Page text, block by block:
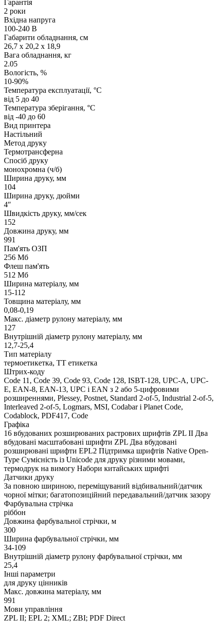
Гарантія
2 роки
Вхідна напруга
100-240 В
Габарити обладнання, см
26,7 x 20,2 x 18,9
Вага обладнання, кг
2.05
Вологість, %
10-90%
Температура експлуатації, °C
від 5 до 40
Температура зберігання, °C
від -40 до 60
Вид принтера
Настільний
Метод друку
Термотрансферна
Спосіб друку
монохромна (ч/б)
Ширина друку, мм
104
Ширина друку, дюйми
4″
Швидкість друку, мм/сек
152
Довжина друку, мм
991
Пам'ять ОЗП
256 Мб
Флеш пам'ять
512 Мб
Ширина матеріалу, мм
15-112
Товщина матеріалу, мм
0,08-0,19
Макс. діаметр рулону матеріалу, мм
127
Внутрішній діаметр рулону матеріалу, мм
12,7-25,4
Тип матеріалу
термоетикетка, ТТ етикетка
Штрих-коду
Code 11, Code 39, Code 93, Code 128, ISBT-128, UPC-A, UPC-
E, EAN-8, EAN-13, UPC і EAN з 2 або 5-цифровими
розширеннями, Plessey, Postnet, Standard 2-of-5, Industrial 2-of-5,
Interleaved 2-of-5, Logmars, MSI, Codabar і Planet Code,
Codablock, PDF417, Code
Графіка
16 вбудованих розширюваних растрових шрифтів ZPL II Два
вбудовані масштабовані шрифти ZPL Два вбудовані
розширювані шрифти EPL2 Підтримка шрифтів Native Open-
Type Сумісність із Unicode для друку різними мовами,
термодрук на вимогу Набори китайських шрифті
Датчики друку
За повною шириною, переміщуваний відбивальний/датчик
чорної мітки; багатопозиційний передавальний/датчик зазору
Фарбувальна стрічка
ріббон
Довжина фарбувальної стрічки, м
300
Ширина фарбувальної стрічки, мм
34-109
Внутрішній діаметр рулону фарбувальної стрічки, мм
25,4
Інші параметри
для друку цінників
Макс. довжина матеріалу, мм
991
Мови управління
ZPL II; EPL 2; XML; ZBI; PDF Direct